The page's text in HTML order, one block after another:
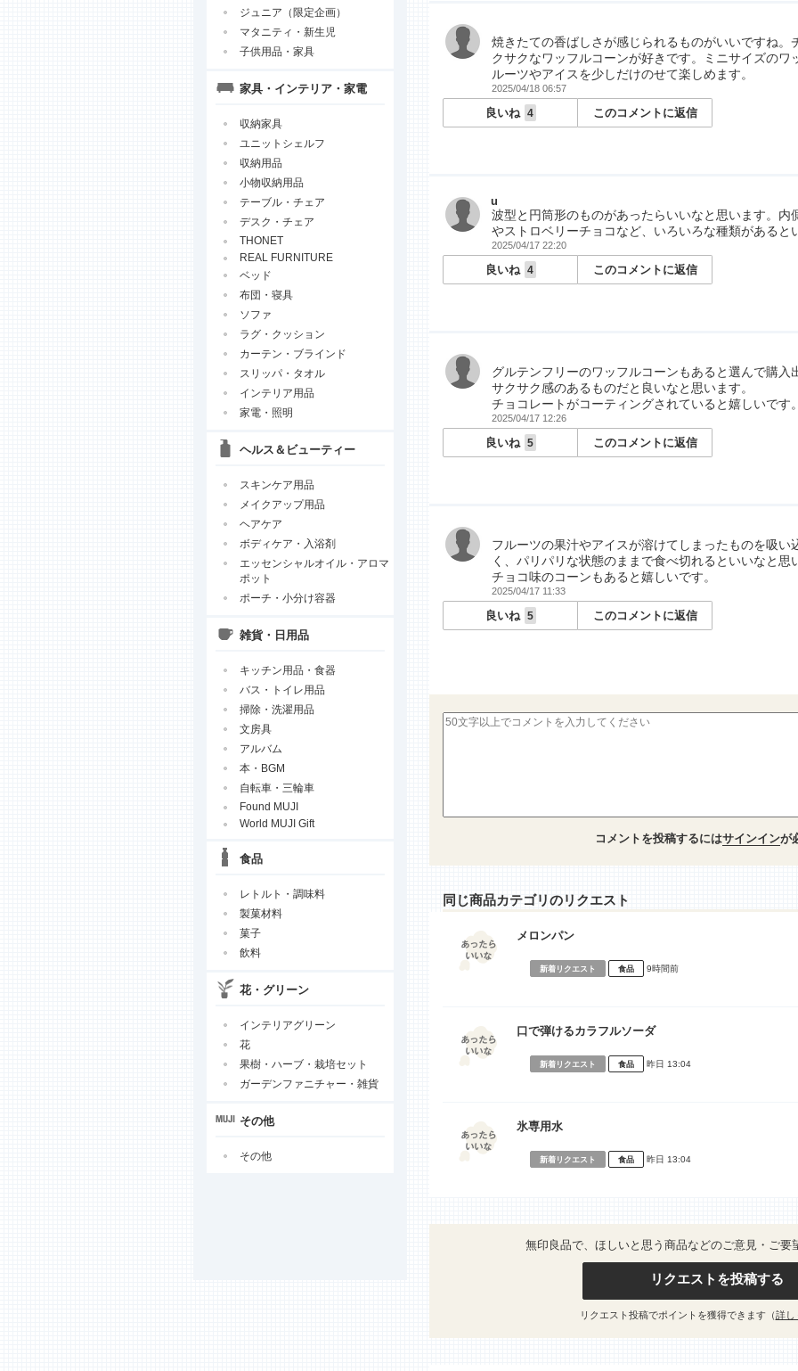
ジュニア（限定企画）
マタニティ・新生児
子供用品・家具
家具・インテリア・家電
収納家具
ユニットシェルフ
収納用品
小物収納用品
テーブル・チェア
デスク・チェア
THONET
REAL FURNITURE
ベッド
布団・寝具
ソファ
ラグ・クッション
カーテン・ブラインド
スリッパ・タオル
インテリア用品
家電・照明
ヘルス＆ビューティー
スキンケア用品
メイクアップ用品
ヘアケア
ボディケア・入浴剤
エッセンシャルオイル・アロマ
ポット
ポーチ・小分け容器
雑貨・日用品
キッチン用品・食器
バス・トイレ用品
掃除・洗濯用品
文房具
アルバム
本・BGM
自転車・三輪車
Found MUJI
World MUJI Gift
食品
レトルト・調味料
製菓材料
菓子
飲料
花・グリーン
インテリアグリーン
花
果樹・ハーブ・栽培セット
ガーデンファニチャー・雑貨
その他
その他
焼きたての香ばしさが感じられるものがいいですね。
クサクなワッフルコーンが好きです。ミニサイズのワ
ルーツやアイスを少しだけのせて楽しめます。
2025/04/18 06:57
良いね 4 このコメントに返信
u
波型と円筒形のものがあったらいいなと思います。内
やストロベリーチョコなど、いろいろな種類があると
2025/04/17 22:20
良いね 4 このコメントに返信
グルテンフリーのワッフルコーンもあると選んで購入
サクサク感のあるものだと良いなと思います。
チョコレートがコーティングされていると嬉しいです
2025/04/17 12:26
良いね 5 このコメントに返信
フルーツの果汁やアイスが溶けてしまったものを吸い
く、パリパリな状態のままで食べ切れるといいなと思
チョコ味のコーンもあると嬉しいです。
2025/04/17 11:33
良いね 5 このコメントに返信
コメントを投稿するにはサインインが
同じ商品カテゴリのリクエスト
メロンパン
新着リクエスト 食品 9時間前
口で弾けるカラフルソーダ
新着リクエスト 食品 昨日 13:04
氷専用水
新着リクエスト 食品 昨日 13:04
無印良品で、ほしいと思う商品などのご意見・ご要
リクエストを投稿する
リクエスト投稿でポイントを獲得できます（詳し